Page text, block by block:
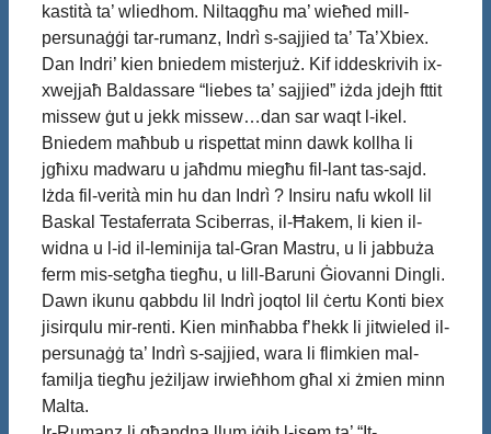
kastità ta’ wliedhom. Niltaqgħu ma’ wieħed mill-
persunaġġi tar-rumanz, Indrì s-sajjied ta’ Ta’Xbiex.
Dan Indri’ kien bniedem misterjuż. Kif iddeskrivih ix-
xwejjaħ Baldassare “liebes ta’ sajjied” iżda jdejh fttit
missew ġut u jekk missew…dan sar waqt l-ikel.
Bniedem maħbub u rispettat minn dawk kollha li
jgħixu madwaru u jaħdmu miegħu fil-lant tas-sajd.
Iżda fil-verità min hu dan Indrì ? Insiru nafu wkoll lil
Baskal Testaferrata Sciberras, il-Ħakem, li kien il-
widna u l-id il-leminija tal-Gran Mastru, u li jabbuża
ferm mis-setgħa tiegħu, u lill-Baruni Ġiovanni Dingli.
Dawn ikunu qabbdu lil Indrì joqtol lil ċertu Konti biex
jisirqulu mir-renti. Kien minħabba f’hekk li jitwieled il-
persunaġġ ta’ Indrì s-sajjied, wara li flimkien mal-
familja tiegħu jeżiljaw irwieħhom għal xi żmien minn
Malta.